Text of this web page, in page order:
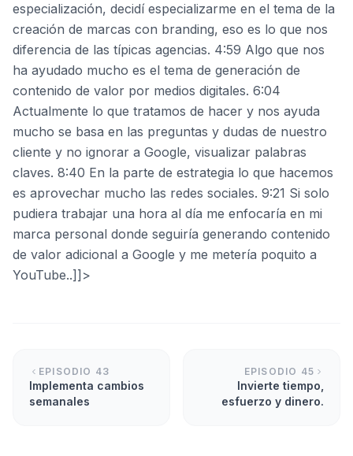
especialización, decidí especializarme en el tema de la
creación de marcas con branding, eso es lo que nos
diferencia de las típicas agencias. 4:59 Algo que nos
ha ayudado mucho es el tema de generación de
contenido de valor por medios digitales. 6:04
Actualmente lo que tratamos de hacer y nos ayuda
mucho se basa en las preguntas y dudas de nuestro
cliente y no ignorar a Google, visualizar palabras
claves. 8:40 En la parte de estrategia lo que hacemos
es aprovechar mucho las redes sociales. 9:21 Si solo
pudiera trabajar una hora al día me enfocaría en mi
marca personal donde seguiría generando contenido
de valor adicional a Google y me metería poquito a
YouTube..]]>
EPISODIO 43
Implementa cambios
semanales
EPISODIO 45
Invierte tiempo,
esfuerzo y dinero.